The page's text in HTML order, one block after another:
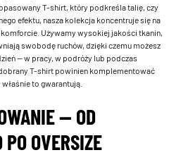
T-shirt, który podkreśla talię, czy
efektu, nasza kolekcja koncentruje się na
Używamy wysokiej jakości tkanin,
swobodę ruchów, dzięki czemu możesz
— w pracy, w podróży lub podczas
T-shirt powinien komplementować
to gwarantują.
— OD
PO OVERSIZE